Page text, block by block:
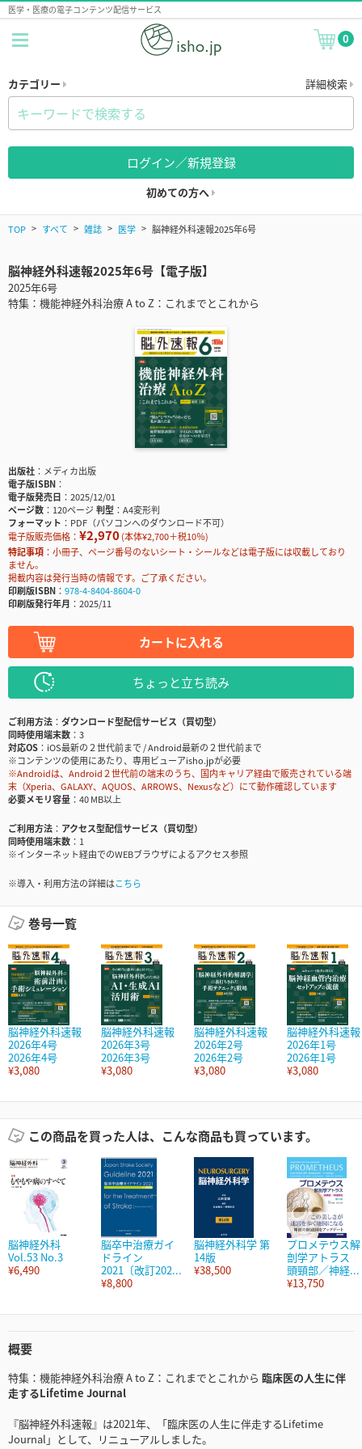
医学・医療の電子コンテンツ配信サービス
0
カテゴリー 詳細検索
ログイン／新規登録
初めての方へ
TOP すべて 雑誌 医学 脳神経外科速報2025年6号
脳神経外科速報2025年6号【電子版】
2025年6号
特集：機能神経外科治療 A to Z：これまでとこれから
出版社
メディカ出版
電子版ISBN
電子版発売日
2025/12/01
ページ数
120ページ判型
A4変形判
フォーマット
PDF（パソコンへのダウンロード不可）
電子版販売価格： ¥2,970(本体¥2,700＋税10％)
特記事項
小冊子、ページ番号のないシート・シールなどは電子版には収載しており
ません。
掲載内容は発行当時の情報です。ご了承ください。
印刷版ISBN
978-4-8404-8604-0
印刷版発行年月
2025/11
カートに入れる
ちょっと立ち読み
ご利用方法
ダウンロード型配信サービス（買切型）
同時使用端末数
3
対応OS
iOS最新の２世代前まで / Android最新の２世代前まで
※コンテンツの使用にあたり、専用ビューアisho.jpが必要
※Androidは、Android２世代前の端末のうち、国内キャリア経由で販売されている端
末（Xperia、GALAXY、AQUOS、ARROWS、Nexusなど）にて動作確認しています
必要メモリ容量
40 MB以上
ご利用方法
アクセス型配信サービス（買切型）
同時使用端末数
1
※インターネット経由でのWEBブラウザによるアクセス参照
※導入・利用方法の詳細はこちら
巻号一覧
脳神経外科速報
2026年4号
2026年4号
¥3,080
脳神経外科速報
2026年3号
2026年3号
¥3,080
脳神経外科速報
2026年2号
2026年2号
¥3,080
脳神経外科速報
2026年1号
2026年1号
¥3,080
この商品を買った人は、こんな商品も買っています。
脳神経外科
Vol.53 No.3
¥6,490
脳卒中治療ガイ
ドライン
2021〔改訂202...
¥8,800
脳神経外科学 第
14版
¥38,500
プロメテウス解
剖学アトラス
頭頸部／神経...
¥13,750
概要
特集：機能神経外科治療 A to Z：これまでとこれから 臨床医の人生に伴
走するLifetime Journal
『脳神経外科速報』は2021年、「臨床医の人生に伴走するLifetime
Journal」として、リニューアルしました。